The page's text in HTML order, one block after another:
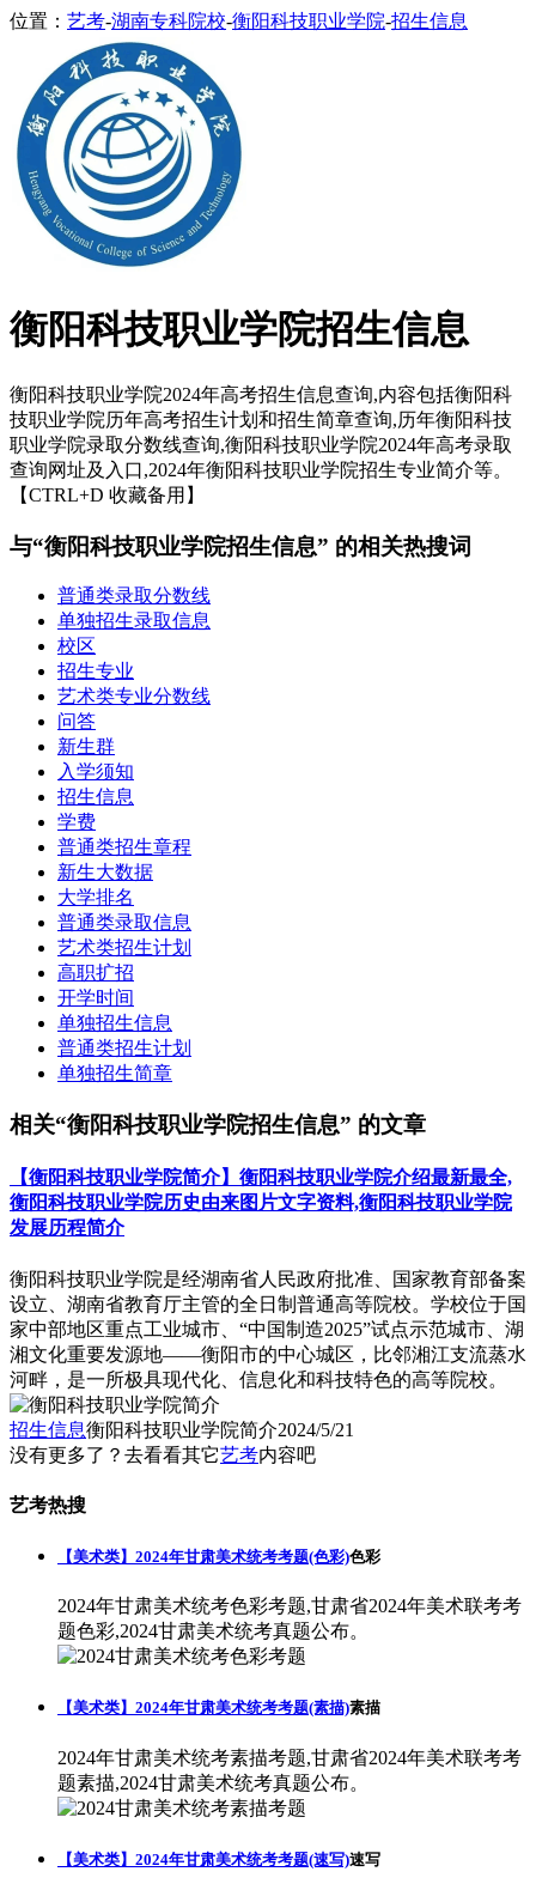
位置： 艺考-湖南专科院校-衡阳科技职业学院-招生信息
衡阳科技职业学院招生信息
衡阳科技职业学院2024年高考招生信息查询,内容包括衡阳科
技职业学院历年高考招生计划和招生简章查询,历年衡阳科技
职业学院录取分数线查询,衡阳科技职业学院2024年高考录取
查询网址及入口,2024年衡阳科技职业学院招生专业简介等。
【CTRL+D 收藏备用】
与“衡阳科技职业学院招生信息” 的相关热搜词
普通类录取分数线
单独招生录取信息
校区
招生专业
艺术类专业分数线
问答
新生群
入学须知
招生信息
学费
普通类招生章程
新生大数据
大学排名
普通类录取信息
艺术类招生计划
高职扩招
开学时间
单独招生信息
普通类招生计划
单独招生简章
相关“衡阳科技职业学院招生信息” 的文章
【衡阳科技职业学院简介】衡阳科技职业学院介绍最新最全,
衡阳科技职业学院历史由来图片文字资料,衡阳科技职业学院
发展历程简介
衡阳科技职业学院是经湖南省人民政府批准、国家教育部备案
设立、湖南省教育厅主管的全日制普通高等院校。学校位于国
家中部地区重点工业城市、“中国制造2025”试点示范城市、湖
湘文化重要发源地——衡阳市的中心城区，比邻湘江支流蒸水
河畔，是一所极具现代化、信息化和科技特色的高等院校。
招生信息衡阳科技职业学院简介2024/5/21
没有更多了？去看看其它艺考内容吧
艺考热搜
【美术类】2024年甘肃美术统考考题(色彩)色彩
2024年甘肃美术统考色彩考题,甘肃省2024年美术联考考
题色彩,2024甘肃美术统考真题公布。
【美术类】2024年甘肃美术统考考题(素描)素描
2024年甘肃美术统考素描考题,甘肃省2024年美术联考考
题素描,2024甘肃美术统考真题公布。
【美术类】2024年甘肃美术统考考题(速写)速写